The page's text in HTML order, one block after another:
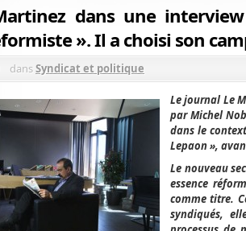
dans une
». Il a choisi son
dansSyndicat et politique
Le journal Le
par Michel
dans le
Lepaon »,
Le nouveau
essence
comme titre.
syndiqués,